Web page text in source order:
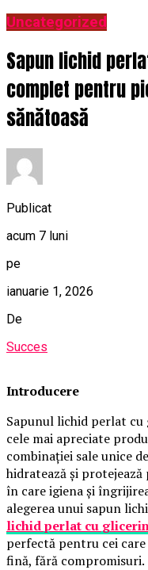
Uncategorized
Sapun lichid
complet pentru
sănătoasă
Publicat
acum 7 luni
pe
ianuarie 1, 2026
De
Succes
Introducere
Sapunul lichid perlat
cele mai apreciate
combinației sale unice
hidratează și
în care igiena și
alegerea unui sapun
lichid perlat cu
perfectă pentru cei care
fină, fără compromisuri.